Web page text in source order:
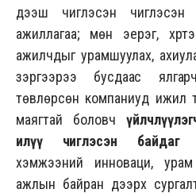
дээш чиглэсэн
ажиллагаа; мөн эерэг,
ажилчдыг урамшуулах,
зэргээрээ бусдаас
төвлөрсөн компаниуд ижил
маягтай боловч
илүү чиглэсэн байдаг
хэмжээний инноваци,
ажлын байран дээрх